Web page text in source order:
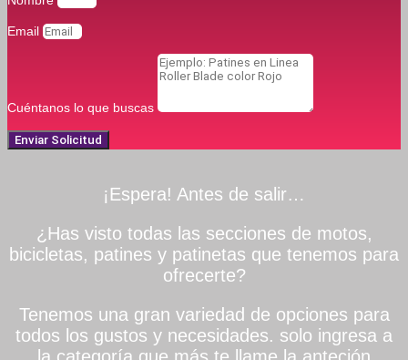
Email
Cuéntanos lo que buscas
Enviar Solicitud
¡Espera! Antes de salir…
¿Has visto todas las secciones de motos,
bicicletas, patines y patinetas que tenemos para
ofrecerte?
Tenemos una gran variedad de opciones para
todos los gustos y necesidades. solo ingresa a